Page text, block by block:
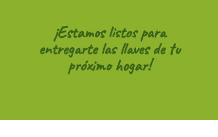
¡Estamos listos para
entregarte las llaves de tu
próximo hogar!